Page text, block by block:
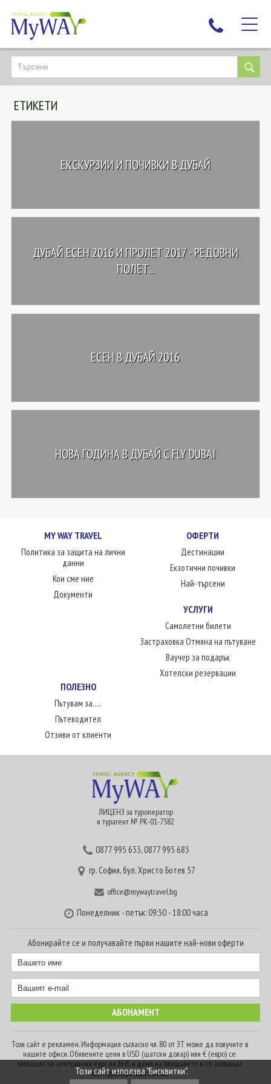
НАЙ-ТЪРСЕНИ
ДЕСТИНАЦИИ
ЕКЗОТИЧНИ ПОЧИВКИ
ЛЮБОПИТНО
КОНТАКТИ
ЕТИКЕТИ
ЕКСКУРЗИИ И ПОЧИВКИ В ДУБАЙ
ДУБАЙ ЕСЕН 2016 И ПРОЛЕТ 2017 - РЕДОВНИ
ПОЛЕТ...
ЕСЕН В ДУБАЙ 2016
НОВА ГОДИНА В ДУБАЙ С FLY DUBAI
MY WAY TRAVEL
Политика за защита на лични
данни
Кои сме ние
Документи
ОФЕРТИ
Дестинации
Екзотични почивки
Най-търсени
УСЛУГИ
Самолетни билети
Застраховка Отмяна на пътуване
Ваучер за подарък
Хотелски резервации
ПОЛЕЗНО
Пътувам за.....
Пътеводител
Отзиви от клиенти
ЛИЦЕНЗ за туроператор
и турагент № РК-01-7582
0877 995 633,0877 995 683
гр. София, бул. Христо Ботев 57
office@mywaytravel.bg
Понеделник - петък: 09:30 - 18:00 часа
Абонирайте се и получавайте първи нашите най-нови оферти
Този сайт е рекламен. Информация съгласно чл. 80 от ЗТ може да получите в
нашите офиси. Обявените цени в USD (щатски долар) или € (евро) се
заплащат по централния курс на БНБ в деня на плащането и се заплащат
към туроператора в лева.
Този сайт използва "Бисквитки".